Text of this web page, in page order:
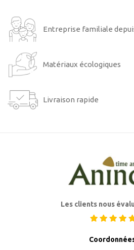
Entreprise familiale
Matériaux écologiques
Livraison rapide
Les clients nous